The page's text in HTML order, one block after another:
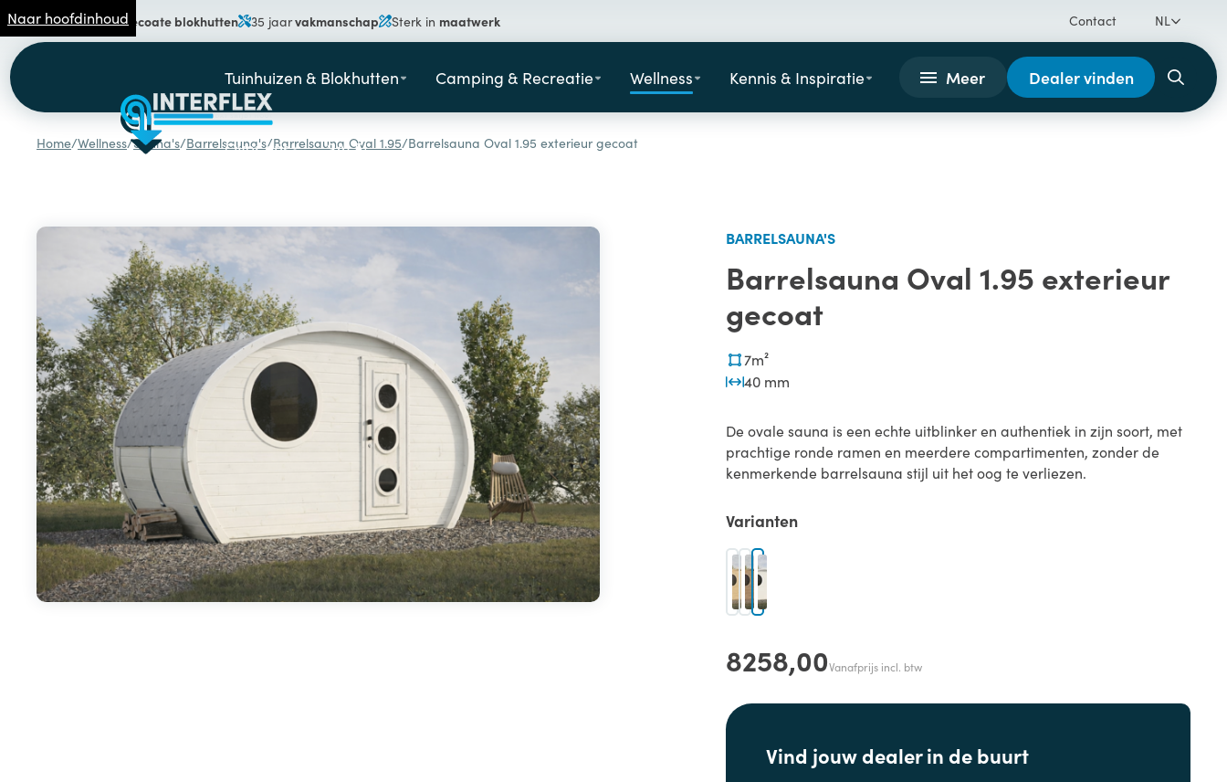
Naar hoofdinhoud
Specialist ingecoate blokhutten 35 jaarvakmanschap Sterk in maatwerk Contact NL
Tuinhuizen & Blokhutten Camping & Recreatie Wellness Kennis & Inspiratie
Over ons SALE!
Meer Dealer vinden
Home/Wellness/Sauna's/Barrelsauna's/Barrelsauna Oval 1.95/Barrelsauna Oval 1.95 exterieur gecoat
BARRELSAUNA'S
Barrelsauna Oval 1.95 exterieur
gecoat
7m²
40 mm
De ovale sauna is een echte uitblinker en authentiek in zijn soort, met
prachtige ronde ramen en meerdere compartimenten, zonder de
kenmerkende barrelsauna stijl uit het oog te verliezen.
Varianten
8258,00Vanafprijs incl. btw
Vind jouw dealer in de buurt